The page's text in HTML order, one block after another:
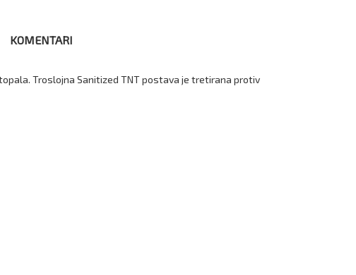
KOMENTARI
Troslojna Sanitized TNT postava je tretirana protiv